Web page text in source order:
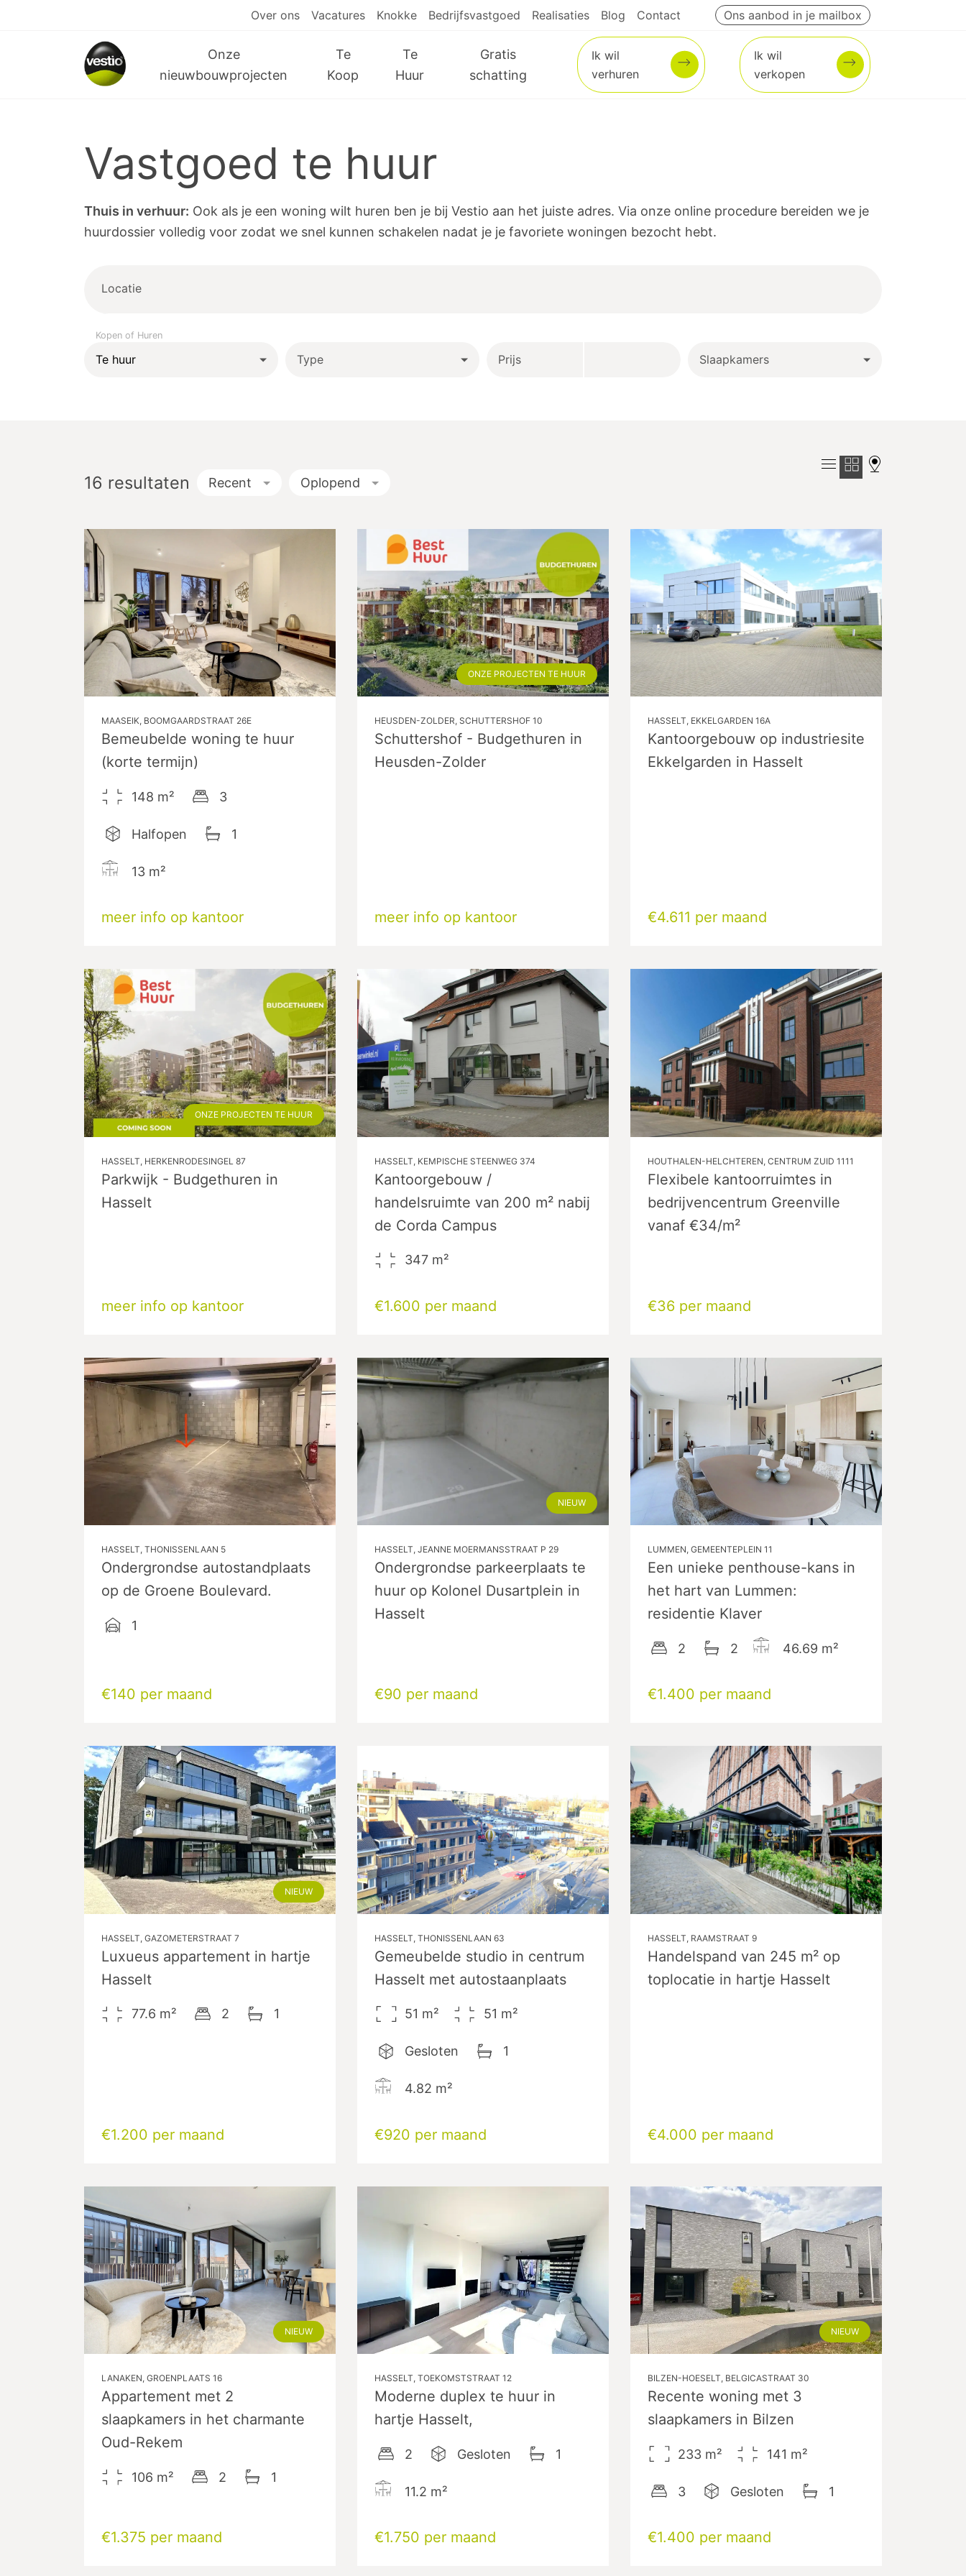
Over ons Vacatures Knokke Bedrijfsvastgoed Realisaties Blog Contact Ons aanbod in je mailbox
Onze
nieuwbouwprojecten
Te
Koop
Te
Huur
Gratis
schatting
Ik wil
verhuren
Ik wil
verkopen
Vastgoed te huur
Thuis in verhuur: Ook als je een woning wilt huren ben je bij Vestio aan het juiste adres. Via onze online procedure bereiden we je
huurdossier volledig voor zodat we snel kunnen schakelen nadat je je favoriete woningen bezocht hebt.
Locatie
Kopen of Huren
Type Prijs Slaapkamers
16 resultaten Recent Oplopend
MAASEIK, BOOMGAARDSTRAAT 26E
Bemeubelde woning te huur
(korte termijn)
148 m² 3
Halfopen 1
13 m²
meer info op kantoor
ONZE PROJECTEN TE HUUR
HEUSDEN-ZOLDER, SCHUTTERSHOF 10
Schuttershof - Budgethuren in
Heusden-Zolder
meer info op kantoor
HASSELT, EKKELGARDEN 16A
Kantoorgebouw op industriesite
Ekkelgarden in Hasselt
€4.611 per maand
ONZE PROJECTEN TE HUUR
HASSELT, HERKENRODESINGEL 87
Parkwijk - Budgethuren in
Hasselt
meer info op kantoor
HASSELT, KEMPISCHE STEENWEG 374
Kantoorgebouw /
handelsruimte van 200 m² nabij
de Corda Campus
347 m²
€1.600 per maand
HOUTHALEN-HELCHTEREN, CENTRUM ZUID 1111
Flexibele kantoorruimtes in
bedrijvencentrum Greenville
vanaf €34/m²
€36 per maand
HASSELT, THONISSENLAAN 5
Ondergrondse autostandplaats
op de Groene Boulevard.
1
€140 per maand
NIEUW
HASSELT, JEANNE MOERMANSSTRAAT P 29
Ondergrondse parkeerplaats te
huur op Kolonel Dusartplein in
Hasselt
€90 per maand
LUMMEN, GEMEENTEPLEIN 11
Een unieke penthouse-kans in
het hart van Lummen:
residentie Klaver
2 2 46.69 m²
€1.400 per maand
NIEUW
HASSELT, GAZOMETERSTRAAT 7
Luxueus appartement in hartje
Hasselt
77.6 m² 2 1
€1.200 per maand
HASSELT, THONISSENLAAN 63
Gemeubelde studio in centrum
Hasselt met autostaanplaats
51 m² 51 m²
Gesloten 1
4.82 m²
€920 per maand
HASSELT, RAAMSTRAAT 9
Handelspand van 245 m² op
toplocatie in hartje Hasselt
€4.000 per maand
NIEUW
LANAKEN, GROENPLAATS 16
Appartement met 2
slaapkamers in het charmante
Oud-Rekem
106 m² 2 1
€1.375 per maand
HASSELT, TOEKOMSTSTRAAT 12
Moderne duplex te huur in
hartje Hasselt,
2 Gesloten 1
11.2 m²
€1.750 per maand
NIEUW
BILZEN-HOESELT, BELGICASTRAAT 30
Recente woning met 3
slaapkamers in Bilzen
233 m² 141 m²
3 Gesloten 1
€1.400 per maand